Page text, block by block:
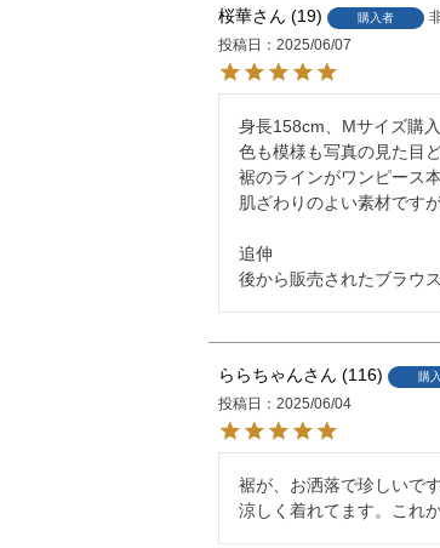
桜華 19 購入者
投稿日
2025/06/07
身長158cm、Mサイズ購入
色も模様も写真の見た目
裾のラインがワンピース
肌ざわりのよい素材です
追伸
後から販売されたブラウ
ららちゃん 116 購
投稿日
2025/06/04
裾が、お洒落で珍しいです
涼しく着れてます。これ